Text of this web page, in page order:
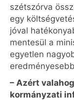
szétszórva
egy
jóval
mentesül a
egyetlen
– Azért
kormányzati